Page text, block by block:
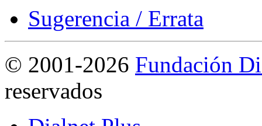
Sugerencia / Errata
© 2001-2026 Fundación
reservados